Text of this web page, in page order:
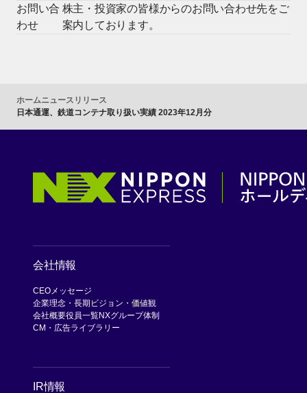
お問い合
わせ
株主・投資家の皆様からのお問い合わせ先をご
案内しております。
ホームニュースリリース
日本通運、鉄道コンテナ取り扱い実績 2023年12月分
会社情報
CEOメッセージ
企業理念・長期ビジョン・価値観
会社概要役員一覧NXグループ体制
CM・広告ライブラリー
IR情報